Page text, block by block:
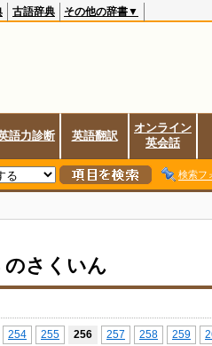
古語辞典 その他の辞書▼
語力診断 英語翻訳
オンライン
英会話
検索フ
のさくいん
254 255 256 257 258 259